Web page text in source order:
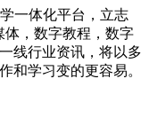
一体化平台，立志
体，数字教程，数字
线行业资讯，将以多
和学习变的更容易。